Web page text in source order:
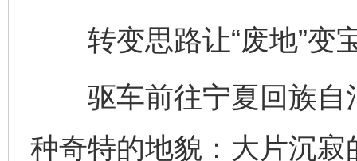
转变思路让“废地”变
驱车前往宁夏回族自
种奇特的地貌：大片沉